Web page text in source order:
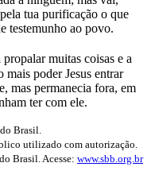
tua purificação o que
testemunho ao povo.
muitas coisas e a
poder Jesus entrar
mas permanecia fora, em
ter com ele.
Brasil.
utilizado com autorização.
Brasil. Acesse: www.sbb.org.br